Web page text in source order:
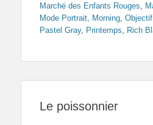
Marché des Enfants Rouges
Mode Portrait Morning
Pastel Gray, Printemps Rich
Le poissonnier